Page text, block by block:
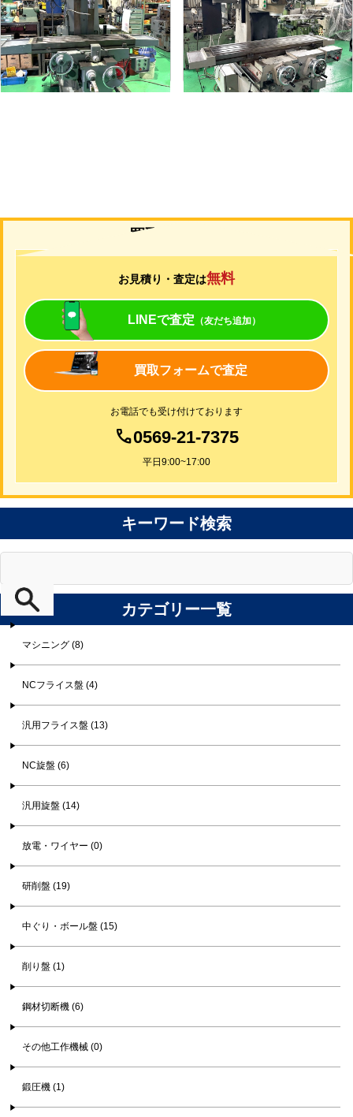
メーカー 静岡
形 式VHR-A
年 式1989
メーカー 山崎技研
形 式YZ-75
年 式1992
買取について
お見積り・査定は無料
LINEで査定 （友だち追加）
買取フォームで査定
お電話でも受け付けております
0569-21-7375
平日9:00~17:00
キーワード検索
カテゴリー一覧
マシニング (8)
NCフライス盤 (4)
汎用フライス盤 (13)
NC旋盤 (6)
汎用旋盤 (14)
放電・ワイヤー (0)
研削盤 (19)
中ぐり・ボール盤 (15)
削り盤 (1)
鋼材切断機 (6)
その他工作機械 (0)
鍛圧機 (1)